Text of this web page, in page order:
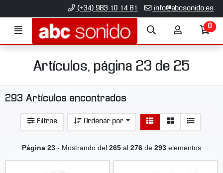
Ir al contenido principal de la página
(+34) 983 10 14 81 info@abcsonido.es
Menú Búsqueda
Ir
0
Artículos, página 23 de 25
293 Artículos encontrados
Filtros Ordenar por
detalle
Ver
listado
Página 23 - Mostrando del 265 al 276 de 293 elementos